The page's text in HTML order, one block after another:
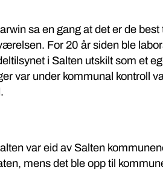
sa en gang at det er de
For 20 år siden ble
i Salten utskilt som et
var under kommunal kontroll
var eid av Salten
mens det ble opp til